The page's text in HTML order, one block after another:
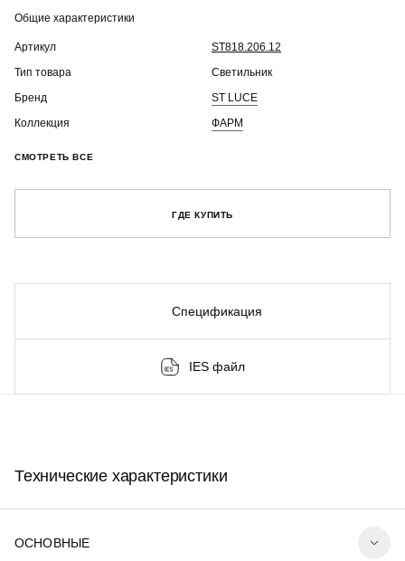
Общие характеристики
Артикул
ST818.206.12
Тип товара
Светильник
Бренд
ST LUCE
Коллекция
ФАРМ
СМОТРЕТЬ ВСЕ
ГДЕ КУПИТЬ
Спецификация
IES файл
Технические характеристики
ОСНОВНЫЕ